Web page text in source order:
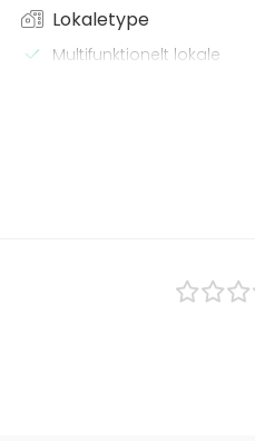
Lokaletype
Multifunktionelt lokale